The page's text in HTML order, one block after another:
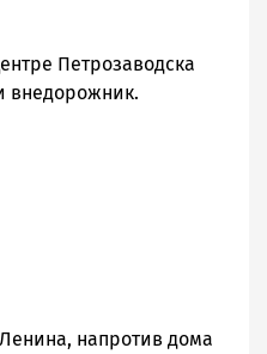
Петрозаводска
внедорожник.
напротив дома